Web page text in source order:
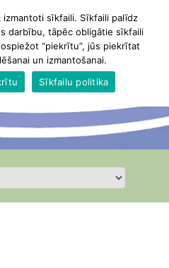
sīkfaili. Sīkfaili palīdz
darbību, tāpēc obligātie sīkfaili
“piekrītu”, jūs piekrītat
un izmantošanai.
Sīkfailu politika